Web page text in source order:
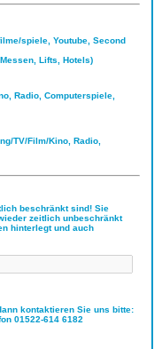
spiele, Youtube, Second
Lifts, Hotels)
Radio, Computerspiele,
TV/Film/Kino, Radio,
beschränkt sind! Sie
zeitlich unbeschränkt
hinterlegt und auch
kontaktieren Sie uns bitte:
01522-614 6182